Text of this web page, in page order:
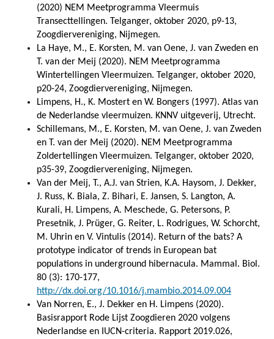
(2020) NEM Meetprogramma Vleermuis
Transecttellingen. Telganger, oktober 2020, p9-13,
Zoogdiervereniging, Nijmegen.
La Haye, M., E. Korsten, M. van Oene, J. van Zweden en
T. van der Meij (2020). NEM Meetprogramma
Wintertellingen Vleermuizen. Telganger, oktober 2020,
p20-24, Zoogdiervereniging, Nijmegen.
Limpens, H., K. Mostert en W. Bongers (1997). Atlas van
de Nederlandse vleermuizen. KNNV uitgeverij, Utrecht.
Schillemans, M., E. Korsten, M. van Oene, J. van Zweden
en T. van der Meij (2020). NEM Meetprogramma
Zoldertellingen Vleermuizen. Telganger, oktober 2020,
p35-39, Zoogdiervereniging, Nijmegen.
Van der Meij, T., A.J. van Strien, K.A. Haysom, J. Dekker,
J. Russ, K. Biala, Z. Bihari, E. Jansen, S. Langton, A.
Kurali, H. Limpens, A. Meschede, G. Petersons, P.
Presetnik, J. Prüger, G. Reiter, L. Rodrigues, W. Schorcht,
M. Uhrin en V. Vintulis (2014). Return of the bats? A
prototype indicator of trends in European bat
populations in underground hibernacula. Mammal. Biol.
80 (3): 170-177,
http://dx.doi.org/10.1016/j.mambio.2014.09.004
Van Norren, E., J. Dekker en H. Limpens (2020).
Basisrapport Rode Lijst Zoogdieren 2020 volgens
Nederlandse en IUCN-criteria. Rapport 2019.026,